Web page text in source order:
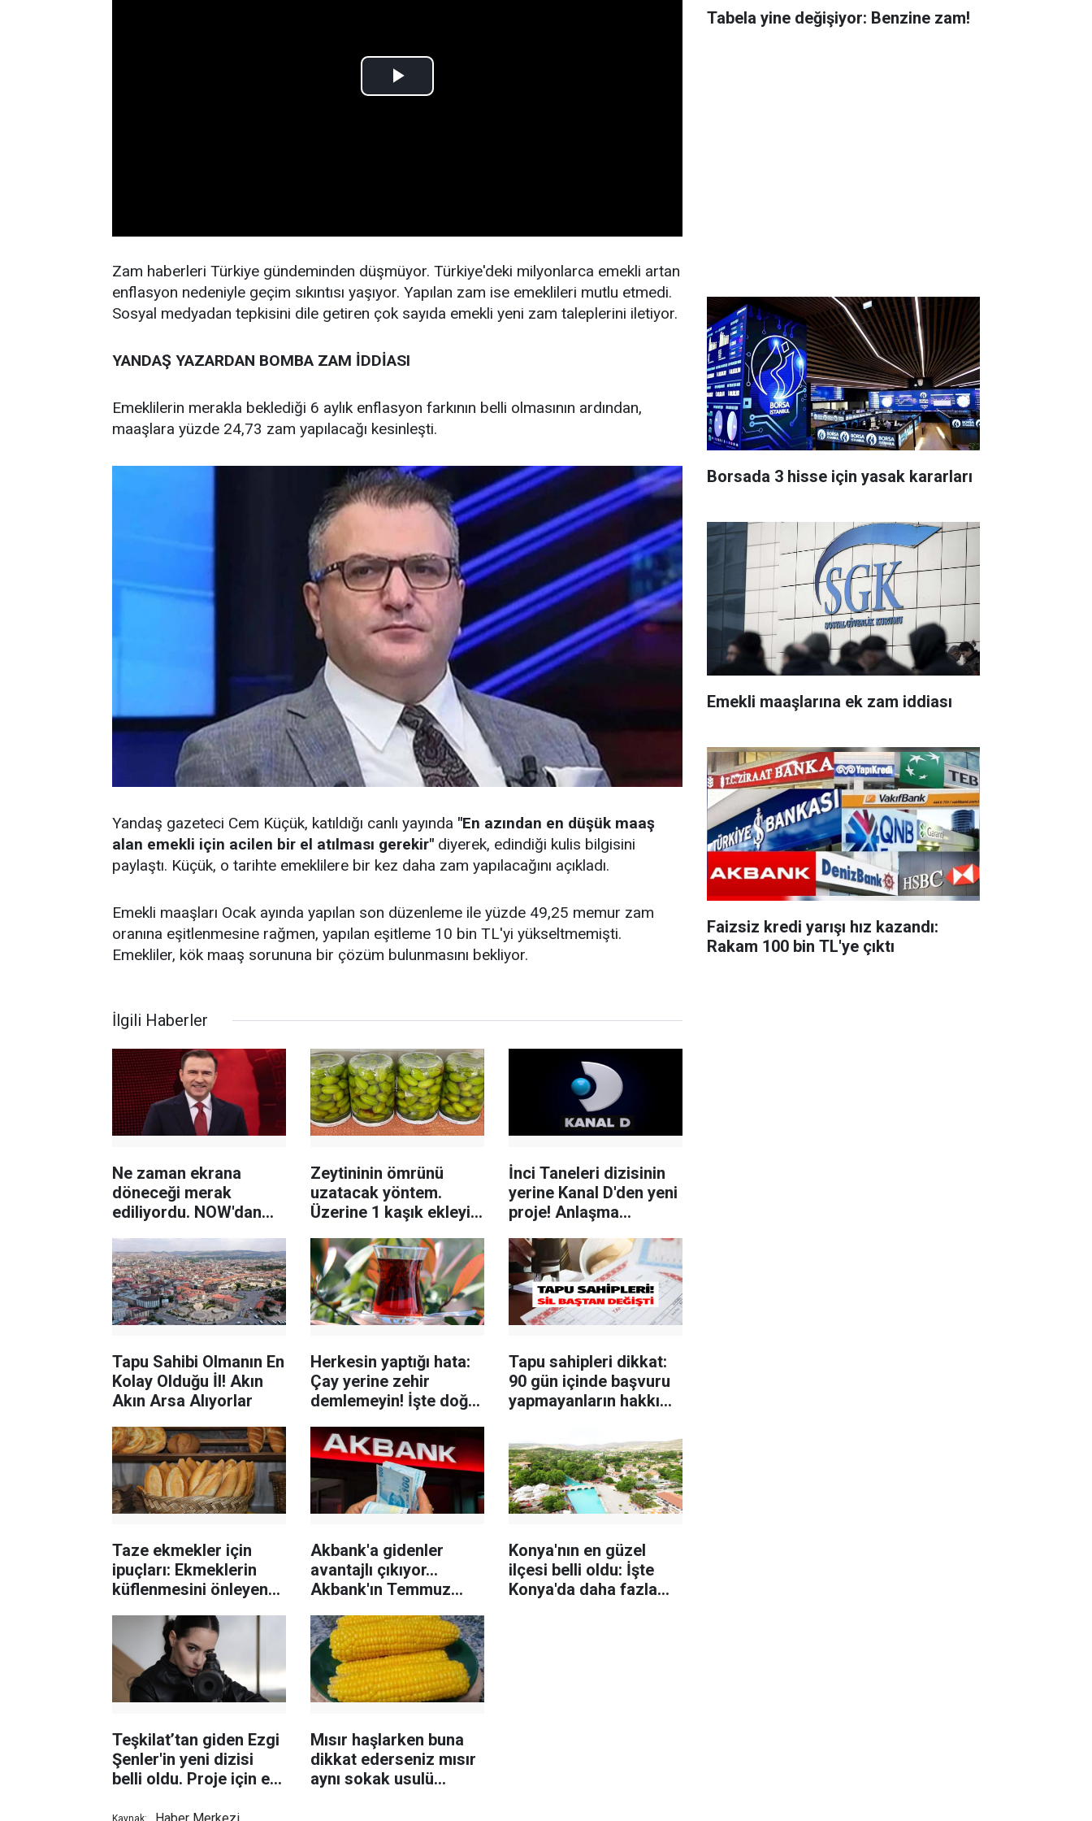
Zam haberleri Türkiye gündeminden düşmüyor. Türkiye'deki milyonlarca emekli artan
enflasyon nedeniyle geçim sıkıntısı yaşıyor. Yapılan zam ise emeklileri mutlu etmedi.
Sosyal medyadan tepkisini dile getiren çok sayıda emekli yeni zam taleplerini iletiyor.
YANDAŞ YAZARDAN BOMBA ZAM İDDİASI
Emeklilerin merakla beklediği 6 aylık enflasyon farkının belli olmasının ardından,
maaşlara yüzde 24,73 zam yapılacağı kesinleşti.
Yandaş gazeteci Cem Küçük, katıldığı canlı yayında "En azından en düşük maaş
alan emekli için acilen bir el atılması gerekir" diyerek, edindiği kulis bilgisini
paylaştı. Küçük, o tarihte emeklilere bir kez daha zam yapılacağını açıkladı.
Emekli maaşları Ocak ayında yapılan son düzenleme ile yüzde 49,25 memur zam
oranına eşitlenmesine rağmen, yapılan eşitleme 10 bin TL'yi yükseltmemişti.
Emekliler, kök maaş sorununa bir çözüm bulunmasını bekliyor.
İlgili Haberler
Ne zaman ekrana
döneceği merak
ediliyordu. NOW'dan
Zeytininin ömrünü
uzatacak yöntem.
Üzerine 1 kaşık ekleyin
İnci Taneleri dizisinin
yerine Kanal D'den yeni
proje! Anlaşma
Tapu Sahibi Olmanın En
Kolay Olduğu İl! Akın
Akın Arsa Alıyorlar
Herkesin yaptığı hata:
Çay yerine zehir
demlemeyin! İşte doğru
Tapu sahipleri dikkat:
90 gün içinde başvuru
yapmayanların hakkı
Taze ekmekler için
ipuçları: Ekmeklerin
küflenmesini önleyen
Akbank'a gidenler
avantajlı çıkıyor...
Akbank'ın Temmuz
Konya'nın en güzel
ilçesi belli oldu: İşte
Konya'da daha fazla
Teşkilat’tan giden Ezgi
Şenler'in yeni dizisi
belli oldu. Proje için el
Mısır haşlarken buna
dikkat ederseniz mısır
aynı sokak usulü
Kaynak:
Tabela yine değişiyor: Benzine zam!
Borsada 3 hisse için yasak kararları
Emekli maaşlarına ek zam iddiası
Faizsiz kredi yarışı hız kazandı:
Rakam 100 bin TL'ye çıktı